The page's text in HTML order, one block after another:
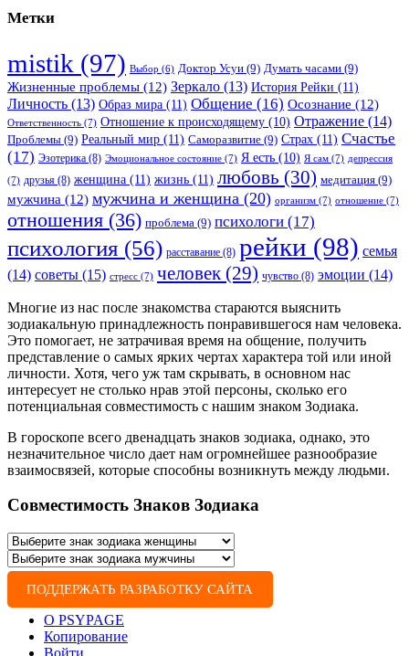
Метки
mistik (97) Выбор (6) Доктор Усуи (9) Думать часами (9)
Жизненные проблемы (12) Зеркало (13) История Рейки (11)
Личность (13) Образ мира (11) Общение (16) Осознание (12)
Ответственность (7) Отношение к происходящему (10) Отражение (14)
Проблемы (9) Реальный мир (11) Саморазвитие (9) Страх (11) Счастье
(17) Эзотерика (8) Эмоциональное состояние (7) Я есть (10) Я сам (7) депрессия
(7) друзья (8) женщина (11) жизнь (11) любовь (30) медитация (9)
мужчина (12) мужчина и женщина (20) организм (7) отношение (7)
отношения (36) проблема (9) психологи (17)
психология (56) расставание (8) рейки (98) семья
(14) советы (15) стресс (7) человек (29) чувство (8) эмоции (14)
Многие из нас после знакомства стараются выяснить
зодиакальную принадлежность понравившегося нам человека.
Это помогает, не затрачивая время на общение, получить
представление о самых ярких чертах характера той или иной
личности. Хотя, чего уж там скрывать, в основном нас
интересует не столько нрав этой персоны, сколько его
потенциальная совместимость с нашим знаком Зодиака.
В гороскопе всего двенадцать знаков зодиака, однако, это
незначительное число дает нам огромнейшее разнообразие
взаимосвязей, которые способны возникнуть между людьми.
Совместимость Знаков Зодиака
ПОДДЕРЖАТЬ РАЗРАБОТКУ САЙТА
О PSYPAGE
Копирование
Войти